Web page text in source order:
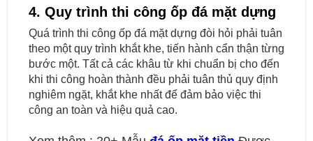
4. Quy trình thi công ốp đá mặt dựng
Quá trình thi công ốp đá mặt dựng đòi hỏi phải tuân
theo một quy trình khắt khe, tiến hành cẩn thận từng
bước một. Tất cả các khâu từ khi chuẩn bị cho đến
khi thi công hoàn thành đều phải tuân thủ quy định
nghiêm ngặt, khắt khe nhất để đảm bảo việc thi
công an toàn và hiệu quả cao.